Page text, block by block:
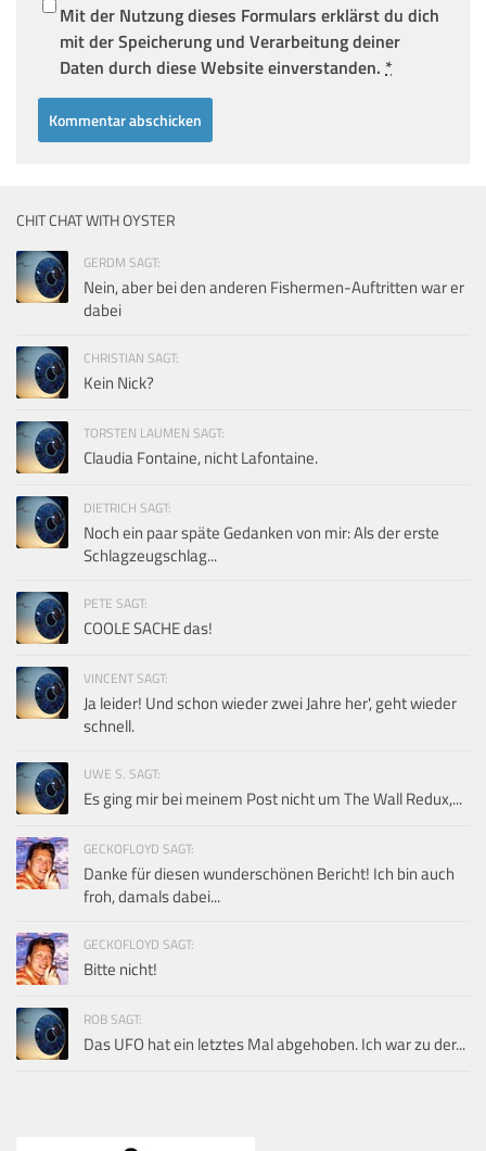
Mit der Nutzung dieses Formulars erklärst du dich
mit der Speicherung und Verarbeitung deiner
Daten durch diese Website einverstanden. *
CHIT CHAT WITH OYSTER
GERDM SAGT:
Nein, aber bei den anderen Fishermen-Auftritten war er
dabei
CHRISTIAN SAGT:
Kein Nick?
TORSTEN LAUMEN SAGT:
Claudia Fontaine, nicht Lafontaine.
DIETRICH SAGT:
Noch ein paar späte Gedanken von mir: Als der erste
Schlagzeugschlag...
PETE SAGT:
COOLE SACHE das!
VINCENT SAGT:
Ja leider! Und schon wieder zwei Jahre her', geht wieder
schnell.
UWE S. SAGT:
Es ging mir bei meinem Post nicht um The Wall Redux,...
GECKOFLOYD SAGT:
Danke für diesen wunderschönen Bericht! Ich bin auch
froh, damals dabei...
GECKOFLOYD SAGT:
Bitte nicht!
ROB SAGT:
Das UFO hat ein letztes Mal abgehoben. Ich war zu der...